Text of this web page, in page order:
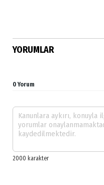
YORUMLAR
0 Yorum